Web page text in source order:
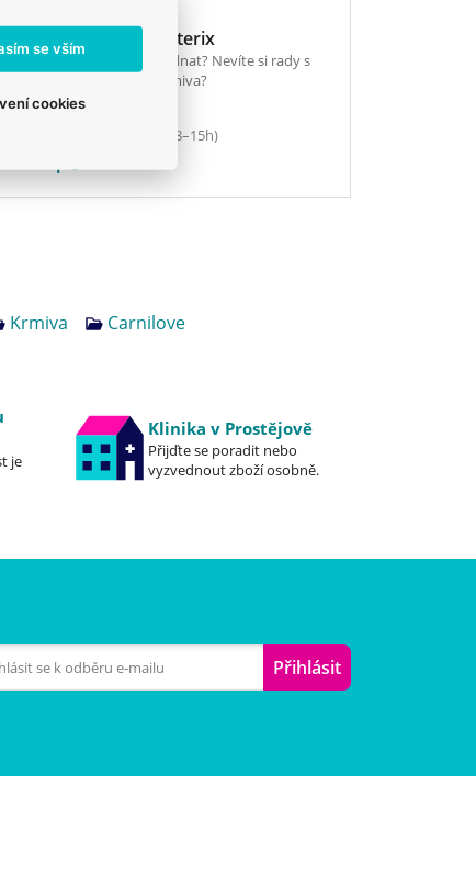
E-shop Veterix
Chcete objednat? Nevíte si rady s
výběrem krmiva?
(Po–Pá, 8–15h)
Krmiva Carnilove
je
Klinika v Prostějově
Přijďte se poradit nebo
vyzvednout zboží osobně.
Přihlásit
se vším
cookies